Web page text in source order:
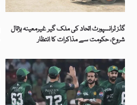
گڈز ٹرانسپورٹ اتحاد کی ملک گیر غیرمعینہ ہڑتال
شروع، حکومت سے مذاکرات کا انتظار